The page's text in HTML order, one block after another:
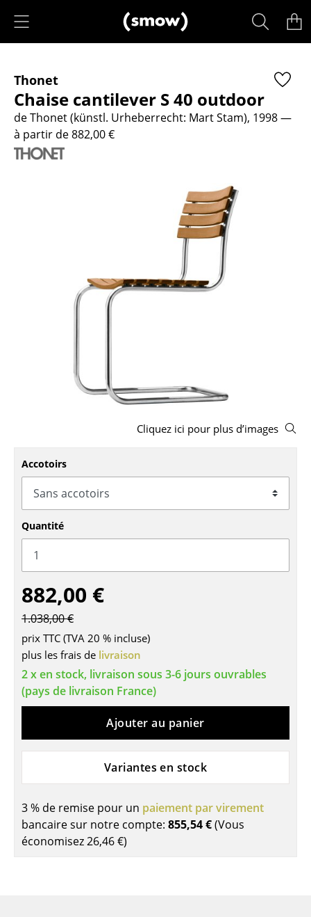
Sièges
Chaises de cuisine & salle à manger
Canapés
Chaises et Tabourets de bar
Tabourets
Poufs poires
Chaises de jardin
Chaises de bureau
Fauteuils de direction
Pièces détachées
... voir tous les sièges
Tables
Tables de repas
Tables d’appoint
Tables basses
Bureaux & Secrétaires
Secrétaires & Tables PC
Tables de conférence et Pupitres
Tables hautes & Pupitres
Tables enfants
Thonet
Chaise cantilever S 40 outdoor
de Thonet (künstl. Urheberrecht: Mart Stam), 1998—
à partir de 882,00 €
Cliquez ici pour plus d’images
Accotoirs
Quantité
882,00 €
1.038,00 €
prix TTC (TVA 20 % incluse)
plus les frais de livraison
2 x en stock, livraison sous 3-6 jours ouvrables
(pays de livraison France)
Ajouter au panier
Variantes en stock
3 % de remise pour un paiement par virement
bancaire sur notre compte: 855,54 €(Vous
économisez26,46 €)